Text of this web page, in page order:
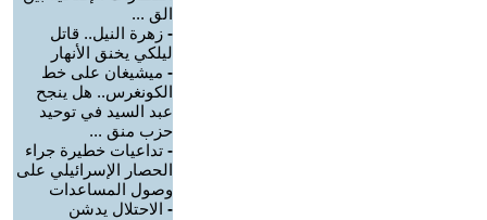
الق ...
- زهرة النيل.. قاتل
ليلكي يخنق الأنهار
- ميشيغان على خط
الكونغرس.. هل ينجح
عبد السيد في توحيد
حزب منق ...
- تداعيات خطيرة جراء
الحصار الإسرائيلي على
وصول المساعدات
- الاحتلال يدشن